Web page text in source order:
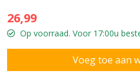
26,99
Op voorraad. Voor 17:00u